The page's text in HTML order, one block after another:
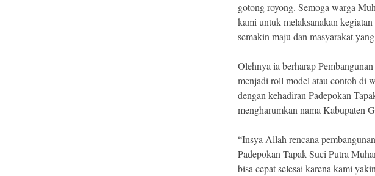
gotong royong. Semoga warga
kami untuk melaksanakan
semakin maju dan masyarakat
Olehnya ia berharap
menjadi roll model atau contoh di
dengan kehadiran Padepokan
mengharumkan nama Kabupaten
“Insya Allah rencana
Padepokan Tapak Suci Putra
bisa cepat selesai karena kami